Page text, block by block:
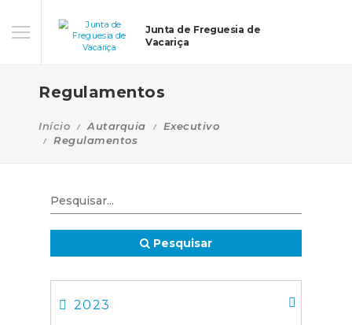
Junta de Freguesia de
Vacariça
Regulamentos
Início Autarquia
Executivo
Regulamentos
Pesquisar
2023